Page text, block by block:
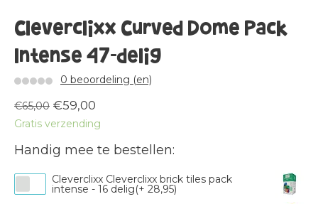
Cleverclixx Curved Dome Pack
Intense 47-delig
0 beoordeling (en)
€65,00 €59,00
Gratis verzending
Handig mee te bestellen:
Cleverclixx Cleverclixx brick tiles pack
intense - 16 delig(+ 28,95)